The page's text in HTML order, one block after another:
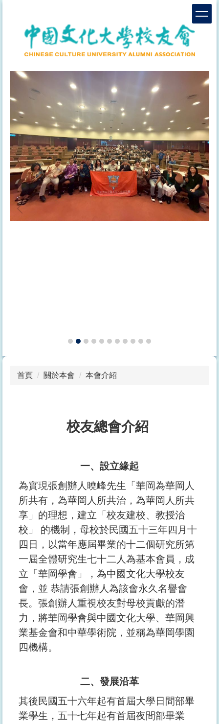
首頁 關於本會 本會介紹
校友總會介紹
一、設立緣起
為實現張創辦人曉峰先生「華岡為華岡人
所共有，為華岡人所共治，為華岡人所共
享」的理想，建立「校友建校、教授治
校」 的機制，母校於民國五十三年四月十
四日，以當年應屆畢業的十二個研究所第
一屆全體研究生七十二人為基本會員，成
立「華岡學會」，為中國文化大學校友
會，並 恭請張創辦人為該會永久名譽會
長。張創辦人重視校友對母校貢獻的潛
力，將華岡學會與中國文化大學、華岡興
業基金會和中華學術院，並稱為華岡學園
四機構。
二、發展沿革
其後民國五十六年起有首屆大學日間部畢
業學生，五十七年起有首屆夜間部畢業